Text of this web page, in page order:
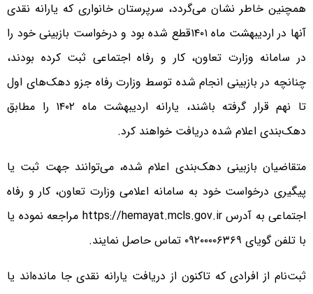
همچنین خاطر نشان می‌گردد، سرپرستان خانواری که یارانه نقدی
آنها در اردیبهشت ماه ۱۴۰۱قطع شده بود و درخواست بازبینی خود را
در سامانه وزارت تعاون، کار و رفاه اجتماعی ثبت کرده بودند،
چنانچه در بازبینی انجام شده توسط وزارت رفاه جزو دهک‌های اول
تا نهم قرار گرفته باشند، یارانه اردیبهشت ماه ۱۴۰۲ را مطابق
دهک‌بندی اعلام شده دریافت خواهند کرد.
متقاضیان بازبینی دهک‌بندی اعلام شده، می‌توانند جهت ثبت یا
پیگیری درخواست خود به سامانه اعلامی وزارت تعاون، کار و رفاه
اجتماعی به آدرس https://hemayat.mcls.gov.ir مراجعه نموده یا
با تلفن گویای ۰۹۲۰۰۰۰۶۳۶۹ تماس حاصل نمایند.
ثبت‌نام از افرادی که تاکنون از دریافت یارانه نقدی جا مانده‌اند یا